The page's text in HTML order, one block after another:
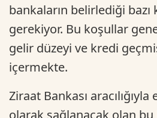
bankaların belirlediği
gerekiyor. Bu koşullar
gelir düzeyi ve kredi
içermekte.
Ziraat Bankası aracılığıyla
olarak sağlanacak olan bu